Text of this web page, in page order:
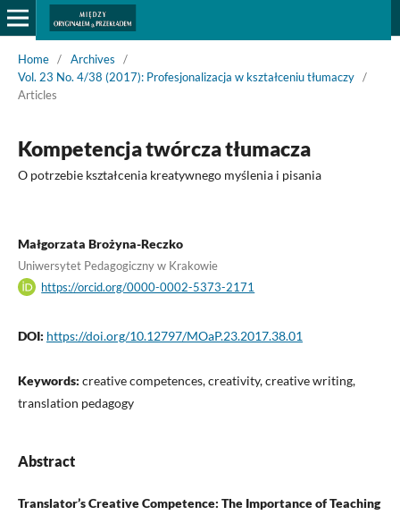
Home / Archives
/
Vol. 23 No. 4/38 (2017): Profesjonalizacja w kształceniu tłumaczy /
Articles
Kompetencja twórcza tłumacza
O potrzebie kształcenia kreatywnego myślenia i pisania
Małgorzata Brożyna-Reczko
Uniwersytet Pedagogiczny w Krakowie
https://orcid.org/0000-0002-5373-2171
DOI: https://doi.org/10.12797/MOaP.23.2017.38.01
Keywords: creative competences, creativity, creative writing,
translation pedagogy
Abstract
Translator’s Creative Competence: The Importance of Teaching